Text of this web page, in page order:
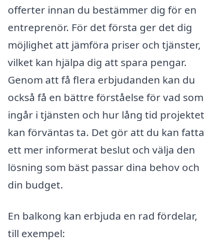
offerter innan du bestämmer dig för en
entreprenör. För det första ger det dig
möjlighet att jämföra priser och tjänster,
vilket kan hjälpa dig att spara pengar.
Genom att få flera erbjudanden kan du
också få en bättre förståelse för vad som
ingår i tjänsten och hur lång tid projektet
kan förväntas ta. Det gör att du kan fatta
ett mer informerat beslut och välja den
lösning som bäst passar dina behov och
din budget.
En balkong kan erbjuda en rad fördelar,
till exempel: